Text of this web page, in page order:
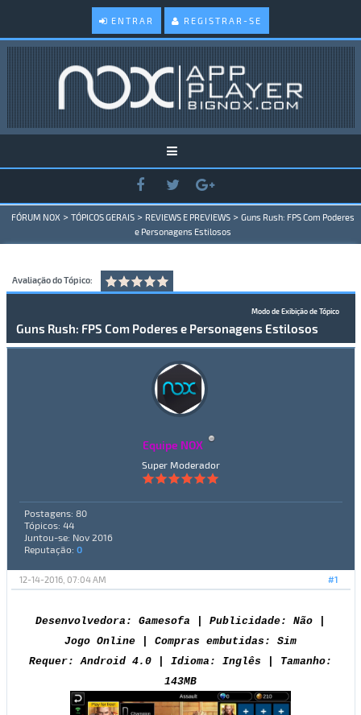
ENTRAR REGISTRAR-SE
FÓRUM NOX > TÓPICOS GERAIS > REVIEWS E PREVIEWS > Guns Rush: FPS Com Poderes
e Personagens Estilosos
Avaliação do Tópico:
Modo de Exibição de Tópico
Guns Rush: FPS Com Poderes e Personagens Estilosos
Equipe NOX
Super Moderador
Postagens: 80
Tópicos: 44
Juntou-se: Nov 2016
Reputação: 0
#1
12-14-2016, 07:04 AM
Desenvolvedora: Gamesofa | Publicidade: Não |
Jogo Online | Compras embutidas: Sim
Requer: Android 4.0 | Idioma: Inglês | Tamanho:
143MB